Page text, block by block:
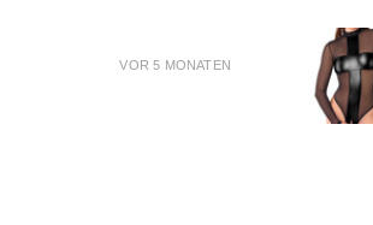
VOR 5 MONATEN